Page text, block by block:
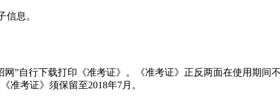
息。
”自行下载打印《准考证》。《准考证》正反两面在使用期
准考证》须保留至2018年7月。